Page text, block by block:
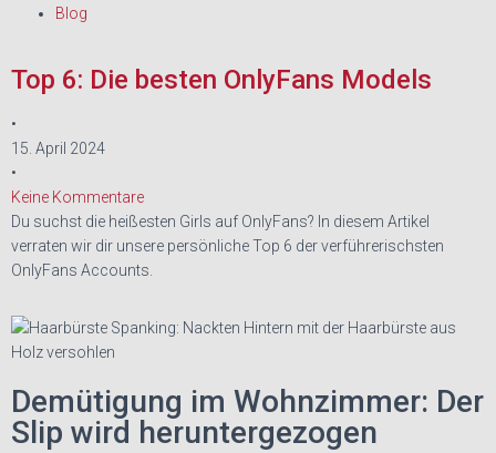
Blog
Top 6: Die besten OnlyFans Models
•
15. April 2024
•
Keine Kommentare
Du suchst die heißesten Girls auf OnlyFans? In diesem Artikel
verraten wir dir unsere persönliche Top 6 der verführerischsten
OnlyFans Accounts.
Demütigung im Wohnzimmer: Der
Slip wird heruntergezogen